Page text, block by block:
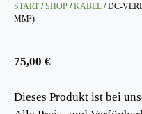
START/SHOP /KABEL / DC-
MM²)
75,00 €
Dieses Produkt ist bei